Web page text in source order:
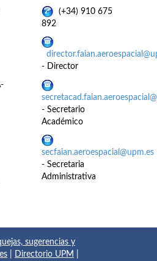
(+34) 910 675
892
- Director
- Secretario
Académico
secfaian.aeroespacial@upm.es
- Secretaria
Administrativa
sugerencias y
Directorio UPM